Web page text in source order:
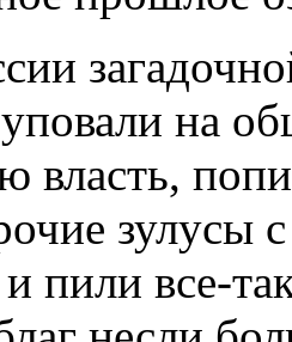
на
власть,
зулусы
и пили все-